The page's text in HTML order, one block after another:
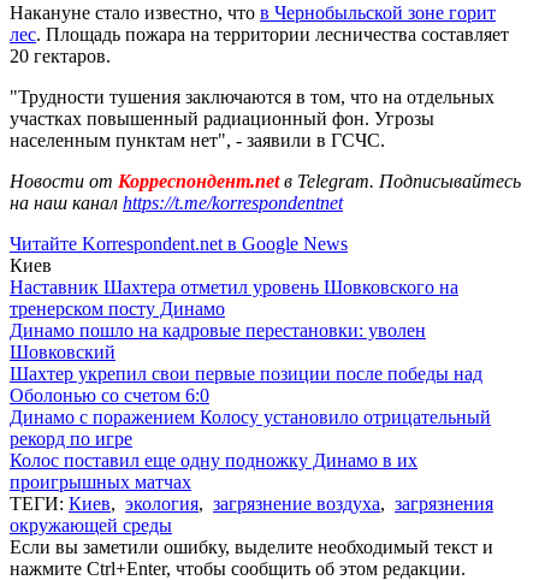
Накануне стало известно, что в Чернобыльской зоне горит
лес. Площадь пожара на территории лесничества составляет
20 гектаров.
"Трудности тушения заключаются в том, что на отдельных
участках повышенный радиационный фон. Угрозы
населенным пунктам нет", - заявили в ГСЧС.
Новости от Корреспондент.netв Telegram. Подписывайтесь
на наш канал https://t.me/korrespondentnet
Читайте Korrespondent.net в Google News
Киев
Наставник Шахтера отметил уровень Шовковского на
тренерском посту Динамо
Динамо пошло на кадровые перестановки: уволен
Шовковский
Шахтер укрепил свои первые позиции после победы над
Оболонью со счетом 6:0
Динамо с поражением Колосу установило отрицательный
рекорд по игре
Колос поставил еще одну подножку Динамо в их
проигрышных матчах
ТЕГИ: Киев, экология, загрязнение воздуха, загрязнения
окружающей среды
Если вы заметили ошибку, выделите необходимый текст и
нажмите Ctrl+Enter, чтобы сообщить об этом редакции.